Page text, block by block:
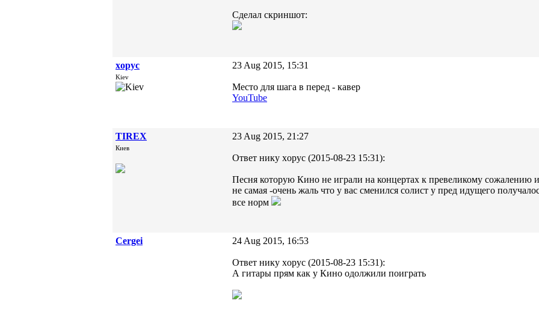
Сделал скриншот:
xopyc
Kiev
23 Aug 2015, 15:31
Место для шага в перед - кавер
YouTube
TIREX
Киев
23 Aug 2015, 21:27
Ответ нику xopyc (2015-08-23 15:31):
Песня которую Кино не играли на концертах к превеликому
не самая -очень жаль что у вас сменился солист у пред идущего
все норм
Cergei 24 Aug 2015, 16:53
Ответ нику xopyc (2015-08-23 15:31):
А гитары прям как у Кино одолжили поиграть